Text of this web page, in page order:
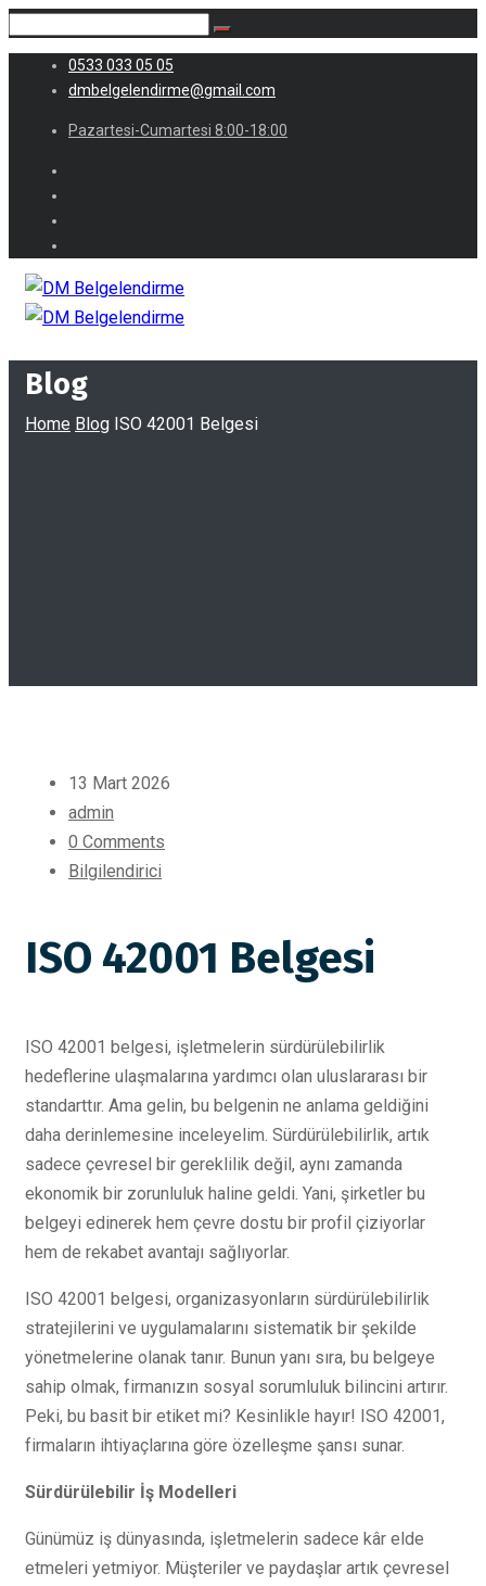
0533 033 05 05
dmbelgelendirme@gmail.com
Pazartesi-Cumartesi 8:00-18:00
Blog
Home Blog ISO 42001 Belgesi
13 Mart 2026
admin
0 Comments
Bilgilendirici
ISO 42001 Belgesi
ISO 42001 belgesi, işletmelerin sürdürülebilirlik
hedeflerine ulaşmalarına yardımcı olan uluslararası bir
standarttır. Ama gelin, bu belgenin ne anlama geldiğini
daha derinlemesine inceleyelim. Sürdürülebilirlik, artık
sadece çevresel bir gereklilik değil, aynı zamanda
ekonomik bir zorunluluk haline geldi. Yani, şirketler bu
belgeyi edinerek hem çevre dostu bir profil çiziyorlar
hem de rekabet avantajı sağlıyorlar.
ISO 42001 belgesi, organizasyonların sürdürülebilirlik
stratejilerini ve uygulamalarını sistematik bir şekilde
yönetmelerine olanak tanır. Bunun yanı sıra, bu belgeye
sahip olmak, firmanızın sosyal sorumluluk bilincini artırır.
Peki, bu basit bir etiket mi? Kesinlikle hayır! ISO 42001,
firmaların ihtiyaçlarına göre özelleşme şansı sunar.
Sürdürülebilir İş Modelleri
Günümüz iş dünyasında, işletmelerin sadece kâr elde
etmeleri yetmiyor. Müşteriler ve paydaşlar artık çevresel